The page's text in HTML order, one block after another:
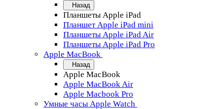
Назад
Планшеты Apple iPad
Планшет Apple iPad mini
Планшеты Apple iPad Air
Планшеты Apple iPad Pro
Apple MacBook
Назад
Apple MacBook
Apple MacBook Air
Apple Macbook Pro
Умные часы Apple Watch